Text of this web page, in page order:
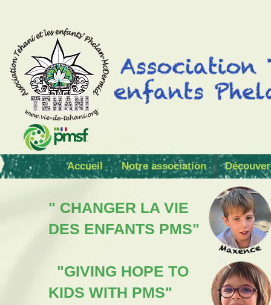
Accueil Notre association
" CHANGER LA VIE
DES ENFANTS PMS"
"GIVING HOPE TO
KIDS WITH PMS"